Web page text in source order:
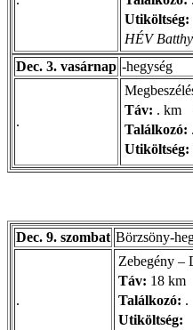
Utiköltség:
HÉV
Dec. 3. vasárnap -hegység
.
Táv: . km
Találkozó: .
Utiköltség:
Dec. 9. szombat Börzsöny-
.
Zebegény –
Táv: 18 km
Találkozó: .
Utiköltség: